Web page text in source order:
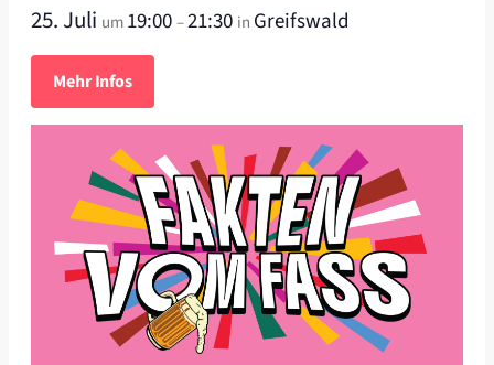
25. Juli um19:00–21:30 in Greifswald
Mehr Infos